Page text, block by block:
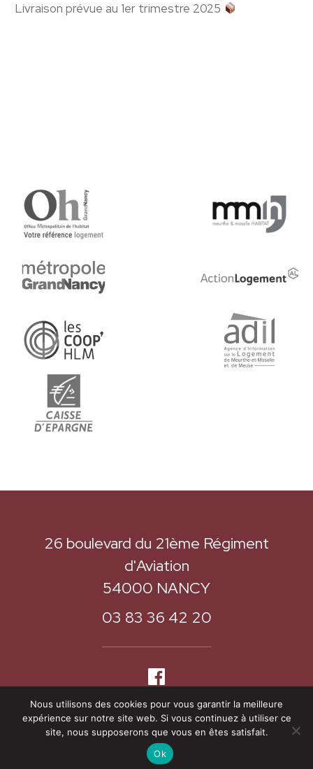
Livraison prévue au 1er trimestre 2025
26 boulevard du 21ème Régiment
d'Aviation
54000 NANCY
03 83 36 42 20
Mentions légales
Nous utilisons des cookies pour vous garantir la meilleure
expérience sur notre site web. Si vous continuez à utiliser ce
site, nous supposerons que vous en êtes satisfait.
Ok